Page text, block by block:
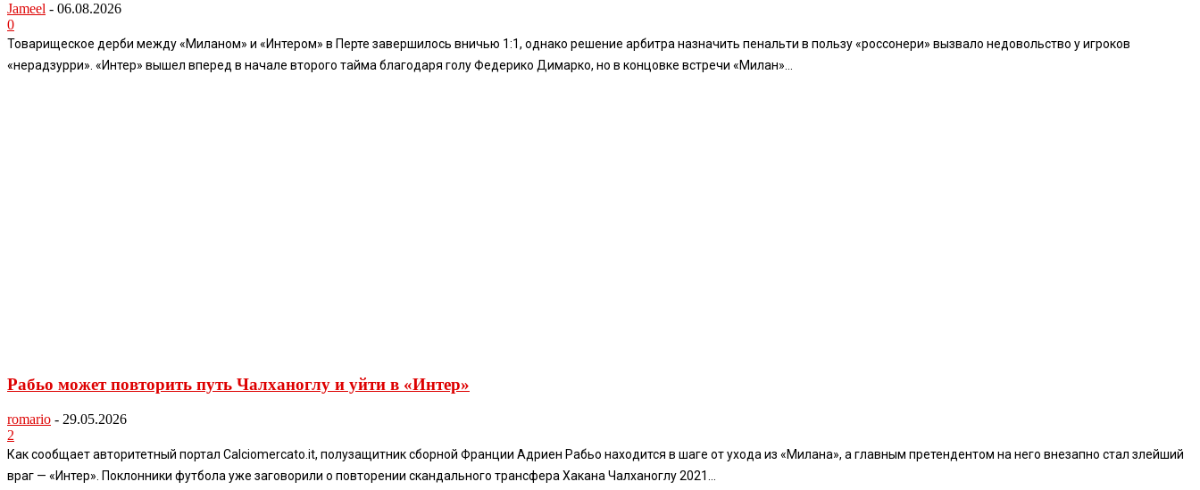
Jameel - 06.08.2026
0
Товарищеское дерби между «Миланом» и «Интером» в Перте завершилось вничью 1:1, однако решение арбитра назначить пенальти в пользу «россонери» вызвало недовольство у игроков
«нерадзурри». «Интер» вышел вперед в начале второго тайма благодаря голу Федерико Димарко, но в концовке встречи «Милан»...
Рабьо может повторить путь Чалханоглу и уйти в «Интер»
romario - 29.05.2026
2
Как сообщает авторитетный портал Calciomercato.it, полузащитник сборной Франции Адриен Рабьо находится в шаге от ухода из «Милана», а главным претендентом на него внезапно стал злейший
враг — «Интер». Поклонники футбола уже заговорили о повторении скандального трансфера Хакана Чалханоглу 2021...